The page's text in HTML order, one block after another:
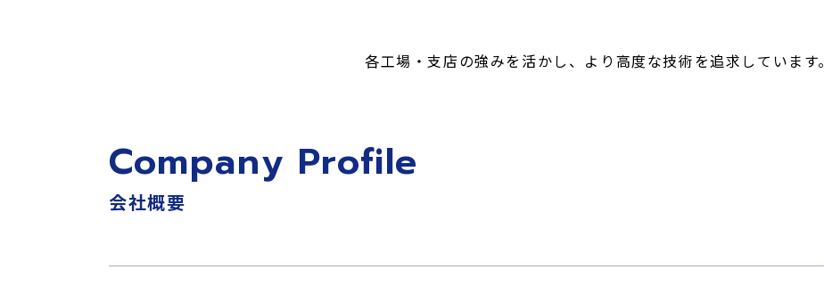
各工場・支店の強みを活かし、より高度な技術を追求しています。
Company Profile
会社概要